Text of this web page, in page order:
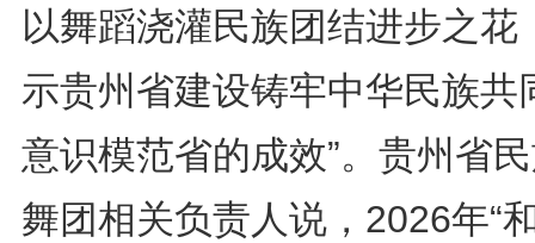
以舞蹈浇灌民族团结进步之花
示贵州省建设铸牢中华民族共
意识模范省的成效”。贵州省
舞团相关负责人说，2026年“